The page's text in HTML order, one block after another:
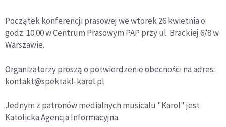
Początek konferencji prasowej we wtorek 26 kwietnia o
godz. 10.00 w Centrum Prasowym PAP przy ul. Brackiej 6/8 w
Warszawie.
Organizatorzy proszą o potwierdzenie obecności na adres:
kontakt@spektakl-karol.pl
Jednym z patronów medialnych musicalu "Karol" jest
Katolicka Agencja Informacyjna.